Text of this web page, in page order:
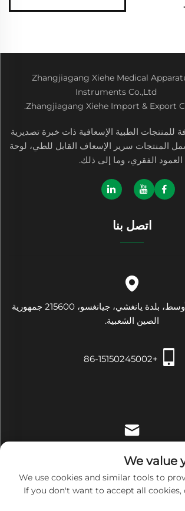
Zhangjiagang Xiehe Medical
Instruments Co.,Ltd
Zhangjiagang Xiehe Import & Export
للمنتجات الطبية الإسعافية ذات خبرة تصديرية
عامًا. تشمل المنتجات سرير الإسعاف القابل للطي، لوحة
العمود الفقري، وما إلى ذلك.
اتصل بنا
7 شارع تشينغزا الأوسط، بلدة يانغشي، جيانغسو، 215600 جمهورية
الصين الشعبية.
+86-15150245002
We value
We use cookies and similar tools to
If you don't want to accept all cookies,